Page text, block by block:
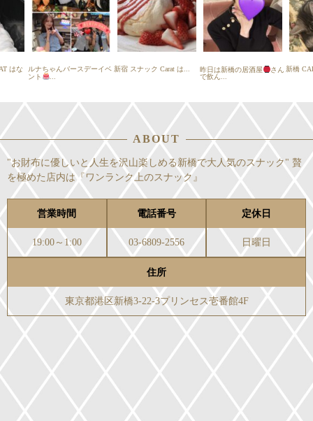
はな
ルナちゃんバースデーイベ
ント
新宿 スナック Carat は... 昨日は新橋の居酒屋
さん
で飲ん...
新橋
ABOUT
"お財布に優しいと人生を沢山楽しめる新橋で大人気のスナック" 贅
を極めた店内は『ワンランク上のスナック』
営業時間
19:00～1:00
電話番号
03-6809-2556
定休日
日曜日
住所
東京都港区新橋3-22-3プリンセス壱番館4F